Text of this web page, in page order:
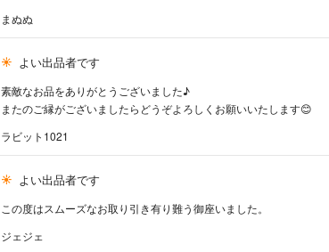
まぬぬ
よい出品者です
素敵なお品をありがとうございました♪
またのご縁がございましたらどうぞよろしくお願いいたします😊
ラビット1021
よい出品者です
この度はスムーズなお取り引き有り難う御座いました。
ジェジェ